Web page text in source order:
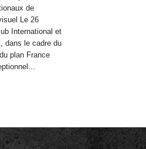
de
Le 26
International et
dans le cadre du
plan France